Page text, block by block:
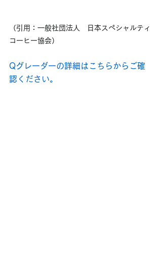
（引用：一般社団法人　日本スペシャルティ
コーヒー協会）
Qグレーダーの詳細はこちらからご確
認ください。